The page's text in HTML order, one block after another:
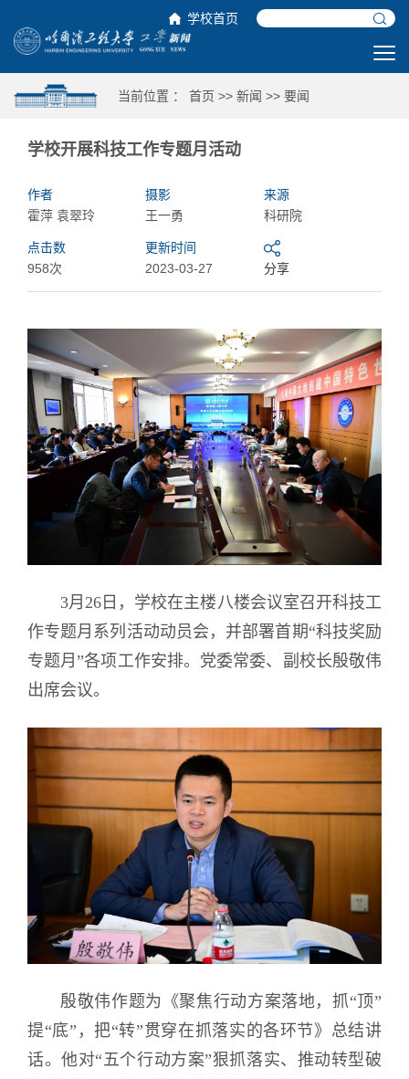
学校首页
当前位置 ： 首页 >> 新闻 >> 要闻
学校开展科技工作专题月活动
作者
霍萍 袁翠玲
摄影
王一勇
来源
科研院
点击数
958次
更新时间
2023-03-27
分享
3月26日，学校在主楼八楼会议室召开科技工
作专题月系列活动动员会，并部署首期“科技奖励
专题月”各项工作安排。党委常委、副校长殷敬伟
出席会议。
殷敬伟作题为《聚焦行动方案落地，抓“顶”
提“底”，把“转”贯穿在抓落实的各环节》总结讲
话。他对“五个行动方案”狠抓落实、推动转型破